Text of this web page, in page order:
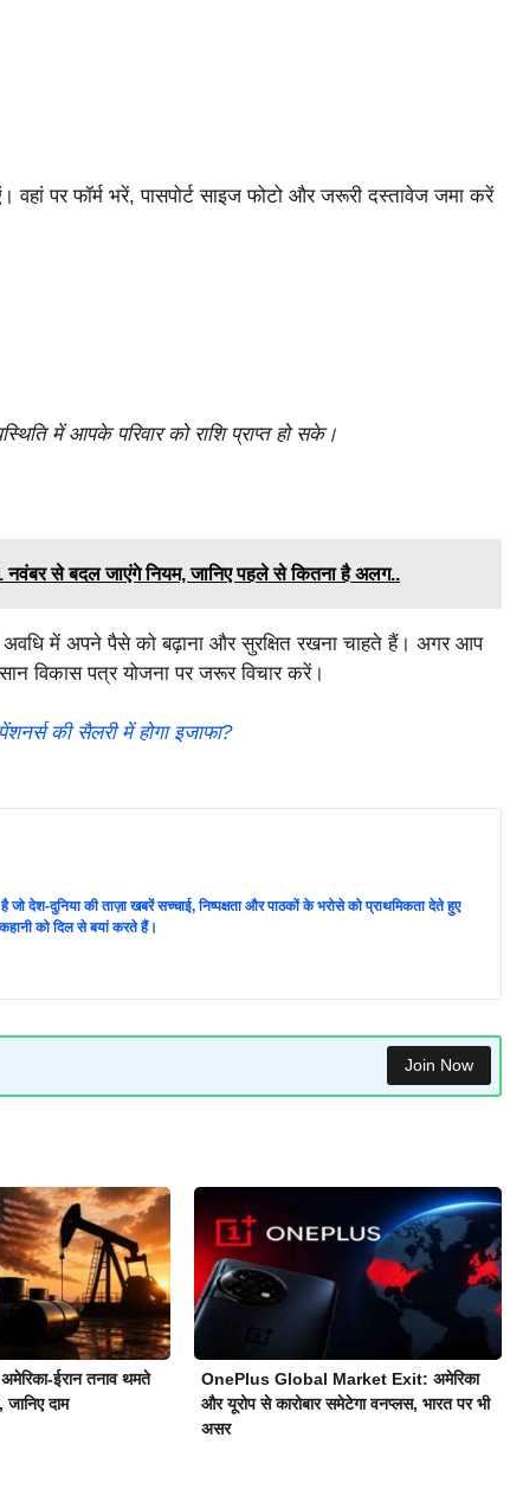
पर फॉर्म भरें, पासपोर्ट साइज फोटो और जरूरी दस्तावेज जमा करें
में आपके परिवार को राशि प्राप्त हो सके।
से बदल जाएंगे नियम, जानिए पहले से कितना है अलग..
में अपने पैसे को बढ़ाना और सुरक्षित रखना चाहते हैं। अगर आप
विकास पत्र योजना पर जरूर विचार करें।
की सैलरी में होगा इजाफा?
जो देश-दुनिया की ताज़ा खबरें सच्चाई, निष्पक्षता और पाठकों के भरोसे को प्राथमिकता देते हुए
को दिल से बयां करते हैं।
Join Now
ईरान तनाव थमते
दाम
OnePlus Global Market Exit: अमेरिका
और यूरोप से कारोबार समेटेगा वनप्लस, भारत पर भी
असर